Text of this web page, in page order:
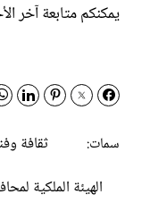
يمكنكم متابعة آخر
سمات:
ثقافة
الهيئة الملكية